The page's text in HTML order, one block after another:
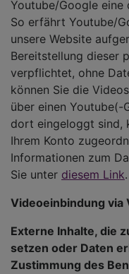
Youtube/Google eine
So erfährt Youtube/
unsere Website
Bereitstellung dieser
verpflichtet, ohne
können Sie die
über einen
dort eingeloggt sind,
Ihrem Konto
Informationen zum
Sie unter diesem Link.
Videoeinbindung via
Externe Inhalte, die
setzen oder Daten
Zustimmung des